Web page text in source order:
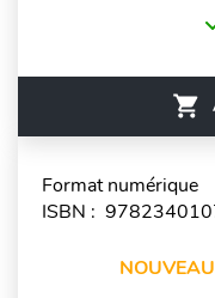
Format numérique
ISBN :